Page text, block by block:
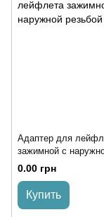
Адаптер для
зажимной с
Poelsan
0.00 грн
Купить